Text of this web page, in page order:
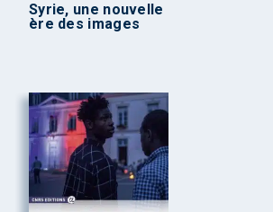
Syrie, une nouvelle
ère des images